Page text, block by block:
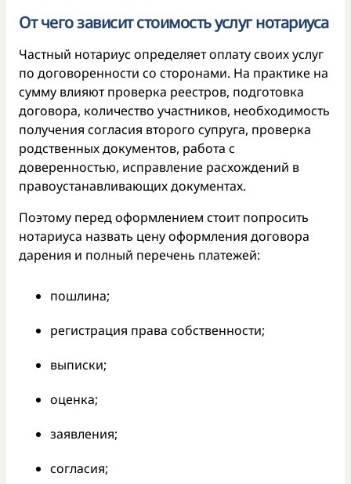
От чего зависит стоимость услуг нотариуса
Частный нотариус определяет оплату своих услуг
по договоренности со сторонами. На практике на
сумму влияют проверка реестров, подготовка
договора, количество участников, необходимость
получения согласия второго супруга, проверка
родственных документов, работа с
доверенностью, исправление расхождений в
правоустанавливающих документах.
Поэтому перед оформлением стоит попросить
нотариуса назвать цену оформления договора
дарения и полный перечень платежей:
пошлина;
регистрация права собственности;
выписки;
оценка;
заявления;
согласия;